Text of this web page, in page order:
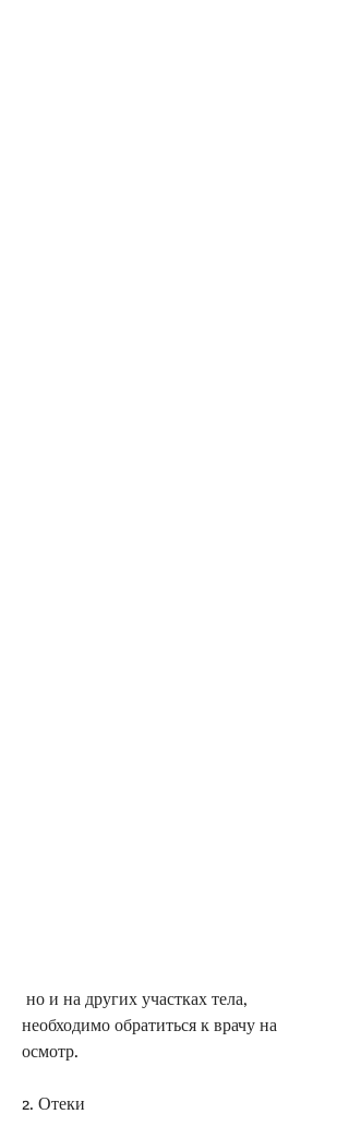
необходимо обратиться к врачу на
осмотр.
2. Отеки